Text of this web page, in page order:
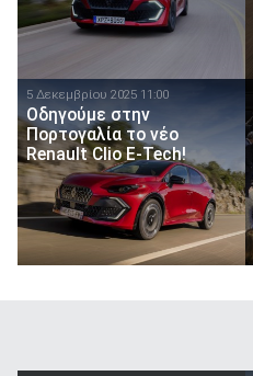
5 Δεκεμβρίου 2025 11:00
Οδηγούμε στην
Πορτογαλία το νέο
Renault Clio E-Tech!